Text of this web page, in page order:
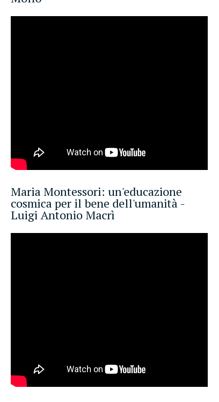
Maria Montessori: un'educazione
cosmica per il bene dell'umanità -
Luigi Antonio Macrì